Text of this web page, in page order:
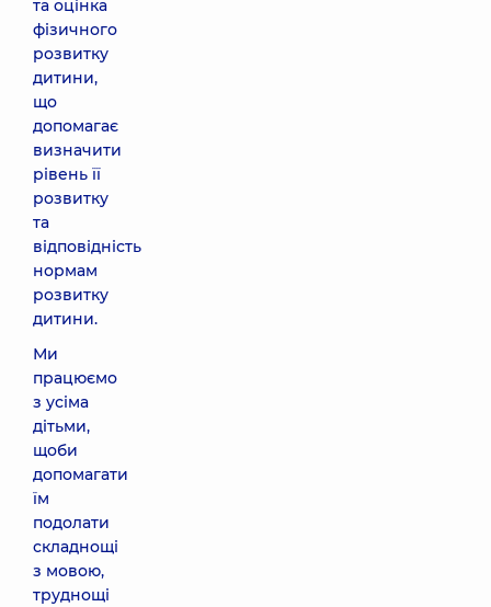
та оцінка
фізичного
розвитку
дитини,
що
допомагає
визначити
рівень її
розвитку
та
відповідність
нормам
розвитку
дитини.
Ми
працюємо
з усіма
дітьми,
щоби
допомагати
їм
подолати
складнощі
з мовою,
труднощі